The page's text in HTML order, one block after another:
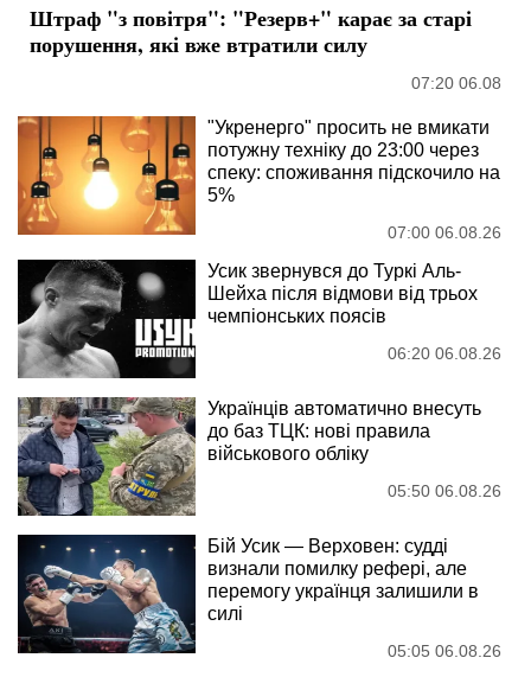
Штраф "з повітря": "Резерв+" карає за старі
порушення, які вже втратили силу
07:20 06.08
"Укренерго" просить не вмикати
потужну техніку до 23:00 через
спеку: споживання підскочило на
5%
07:00 06.08.26
Усик звернувся до Туркі Аль-
Шейха після відмови від трьох
чемпіонських поясів
06:20 06.08.26
Українців автоматично внесуть
до баз ТЦК: нові правила
військового обліку
05:50 06.08.26
Бій Усик — Верховен: судді
визнали помилку рефері, але
перемогу українця залишили в
силі
05:05 06.08.26